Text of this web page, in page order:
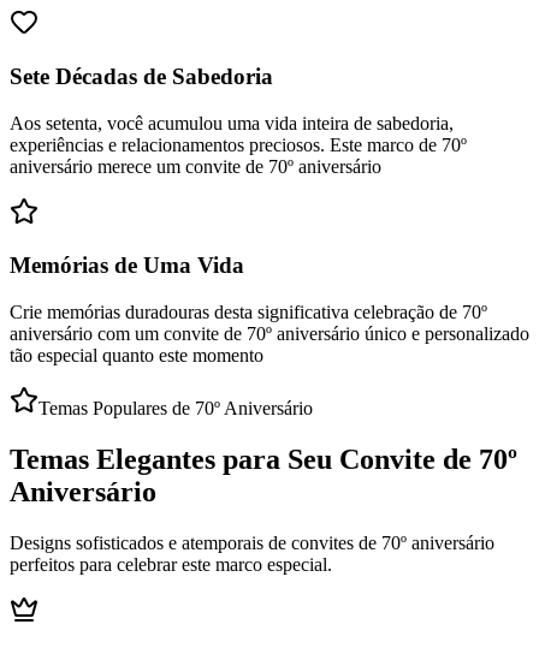
Sete Décadas de Sabedoria
Aos setenta, você acumulou uma vida inteira de sabedoria,
experiências e relacionamentos preciosos. Este marco de 70º
aniversário merece um convite de 70º aniversário
Memórias de Uma Vida
Crie memórias duradouras desta significativa celebração de 70º
aniversário com um convite de 70º aniversário único e personalizado
tão especial quanto este momento
Temas Populares de 70º Aniversário
Temas Elegantes para Seu Convite de 70º
Aniversário
Designs sofisticados e atemporais de convites de 70º aniversário
perfeitos para celebrar este marco especial.